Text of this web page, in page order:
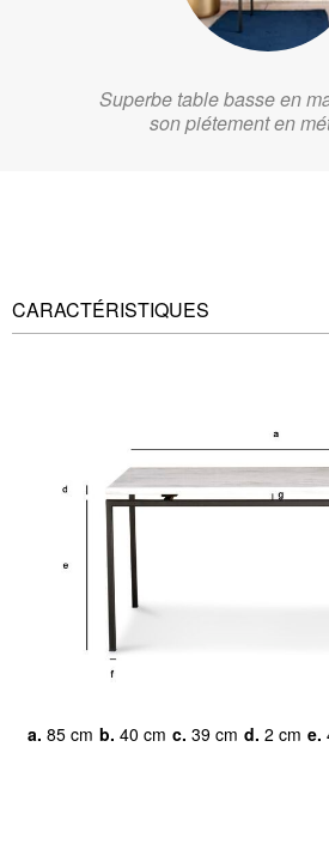
Superbe table basse en
son piétement en
CARACTÉRISTIQUES
a. 85 cm b. 40 cm c. 39 cm d. 2 cm e.